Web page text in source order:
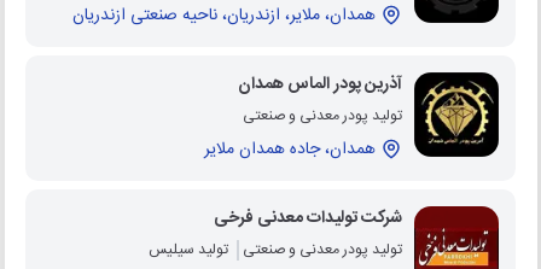
همدان، ملایر، ازندریان، ناحیه صنعتی ازندریان
آذرین پودر الماس همدان
تولید پودر معدنی و صنعتی
همدان، جاده همدان ملایر
شرکت تولیدات معدنی فرخی
تولید پودر معدنی و صنعتی تولید سیلیس